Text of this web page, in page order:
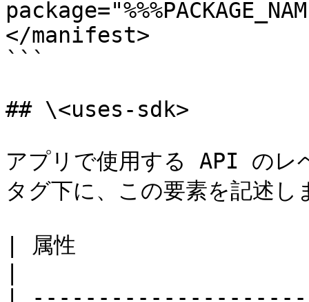
</manifest>
```
## \<uses-sdk>
アプリで使用する API の
タグ下に、この要素を記述し
| 属性